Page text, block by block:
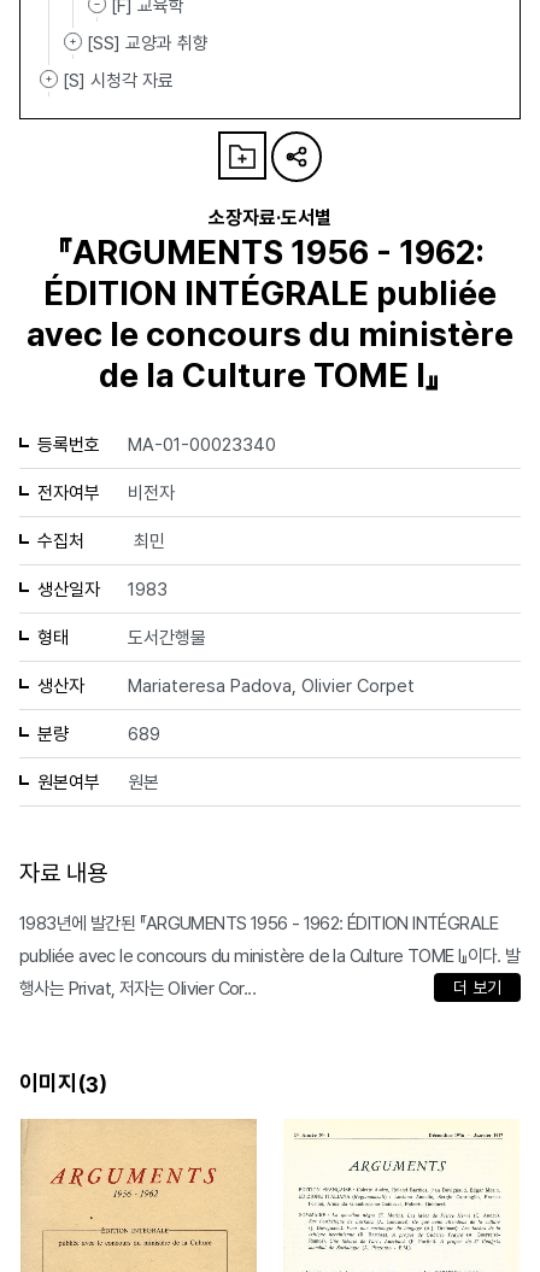
[F] 교육학
[SS] 교양과 취향
[S] 시청각 자료
소장자료·도서별
『ARGUMENTS 1956 - 1962:
ÉDITION INTÉGRALE publiée
avec le concours du ministère
de la Culture TOME Ⅰ』
등록번호 MA-01-00023340
전자여부 비전자
수집처 최민
생산일자 1983
형태 도서간행물
생산자 Mariateresa Padova, Olivier Corpet
분량 689
원본여부 원본
자료 내용
1983년에 발간된 『ARGUMENTS 1956 - 1962: ÉDITION INTÉGRALE
publiée avec le concours du ministère de la Culture TOME Ⅰ』이다. 발
행사는 Privat, 저자는 Olivier Cor...
더 보기
이미지(3)